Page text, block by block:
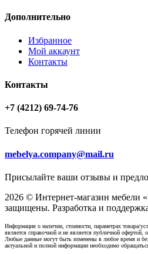
Дополнительно
Избранное
Мой аккаунт
Контакты
Контакты
+7 (4212) 69-74-76
Телефон горячей линии
mebelya.company@mail.ru
Присылайте ваши отзывы и
2026 © Интернет-магазин мебели
защищены. Разработка и
Информация о наличии, стоимости, параметрах товара/
является справочной и не является публичной
Любые данные могут быть изменены в любое время и
актуальной и полной информации необходимо